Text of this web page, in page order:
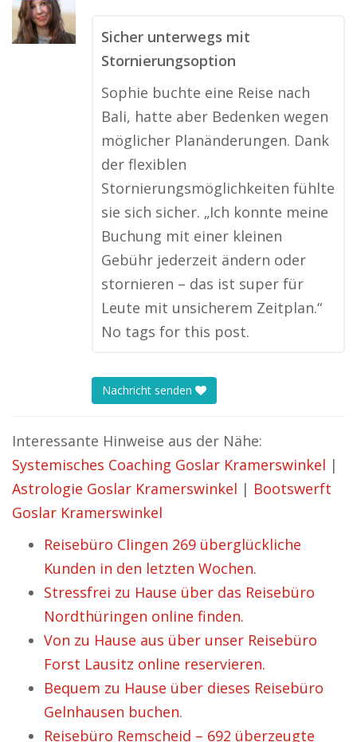
Sicher unterwegs mit
Stornierungsoption
Sophie buchte eine Reise nach
Bali, hatte aber Bedenken wegen
möglicher Planänderungen. Dank
der flexiblen
Stornierungsmöglichkeiten fühlte
sie sich sicher. „Ich konnte meine
Buchung mit einer kleinen
Gebühr jederzeit ändern oder
stornieren – das ist super für
Leute mit unsicherem Zeitplan.“
No tags for this post.
Nachricht senden
Interessante Hinweise aus der Nähe:
Systemisches Coaching Goslar Kramerswinkel |
Astrologie Goslar Kramerswinkel | Bootswerft
Goslar Kramerswinkel
Reisebüro Clingen 269 überglückliche
Kunden in den letzten Wochen.
Stressfrei zu Hause über das Reisebüro
Nordthüringen online finden.
Von zu Hause aus über unser Reisebüro
Forst Lausitz online reservieren.
Bequem zu Hause über dieses Reisebüro
Gelnhausen buchen.
Reisebüro Remscheid – 692 überzeugte